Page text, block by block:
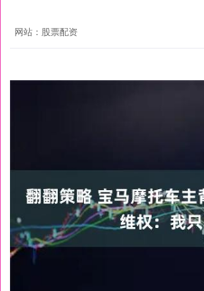
网站：股票配资